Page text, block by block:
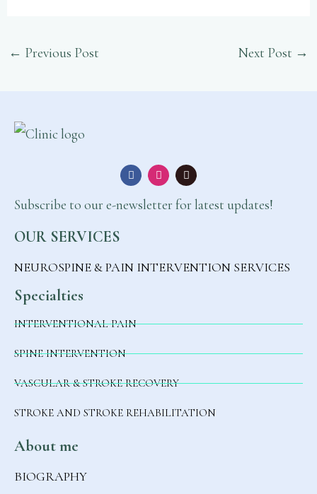
← Previous Post Next Post →
a
c
e
o
n
s
t
g
i
k
t
k
Subscribe to our e-newsletter for latest updates!
OUR SERVICES
NEUROSPINE & PAIN INTERVENTION SERVICES
Specialties
INTERVENTIONAL PAIN
SPINE INTERVENTION
VASCULAR & STROKE RECOVERY
STROKE AND STROKE REHABILITATION
About me
BIOGRAPHY